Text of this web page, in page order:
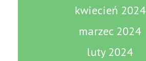
kwiecień 2024
marzec 2024
luty 2024